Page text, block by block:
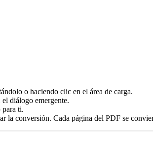
o haciendo clic en el área de carga.
diálogo emergente.
para ti.
la conversión. Cada página del PDF se